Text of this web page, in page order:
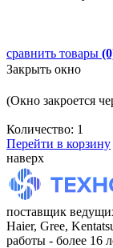
сравнить товары
Закрыть окно
(Окно закроется
Количество: 1
Перейти в корзину
наверх
поставщик
Haier, Gree,
работы - более 16